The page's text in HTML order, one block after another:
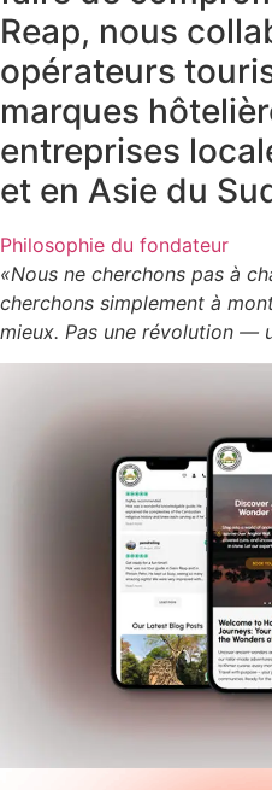
Reap, nous
opérateurs
marques
entreprises
et en Asie du
Philosophie du fondateur
«Nous ne cherchons pas à
cherchons simplement à
mieux. Pas une révolution —